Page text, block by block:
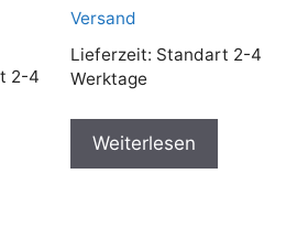
2-4
Versand
Lieferzeit: Standart 2-4
Werktage
Weiterlesen